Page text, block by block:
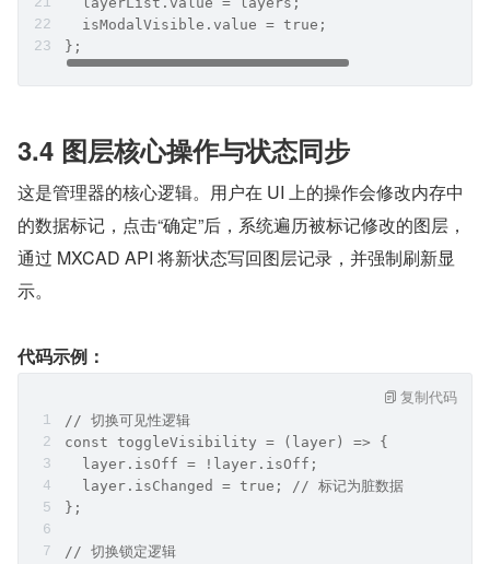
  isModalVisible.value = true;
};
3.4 图层核心操作与状态同步
这是管理器的核心逻辑。用户在 UI 上的操作会修改内存中
的数据标记，点击“确定”后，系统遍历被标记修改的图层，
通过 MXCAD API 将新状态写回图层记录，并强制刷新显
示。
代码示例：
// 切换可见性逻辑
const toggleVisibility = (layer) => {
  layer.isOff = !layer.isOff;
  layer.isChanged = true; // 标记为脏数据
};
// 切换锁定逻辑
复制代码